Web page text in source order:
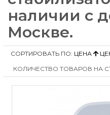
наличии с
Москве.
СОРТИРОВАТЬ ПО: ЦЕНА
КОЛИЧЕСТВО ТОВАРОВ НА